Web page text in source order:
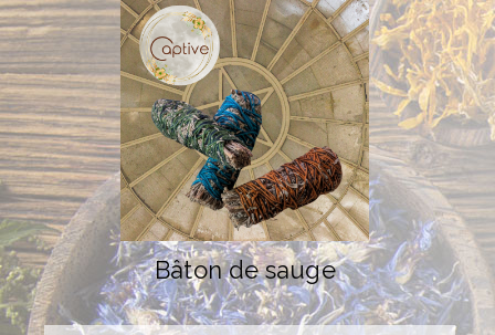
Bâton de sauge